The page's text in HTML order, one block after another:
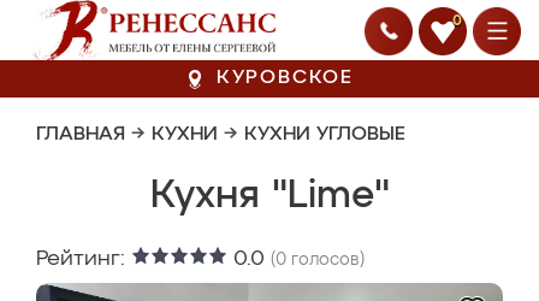
0
КУРОВСКОЕ
ГЛАВНАЯ → КУХНИ → КУХНИ УГЛОВЫЕ
Кухня "Lime"
Рейтинг: 0.0 (0 голосов)